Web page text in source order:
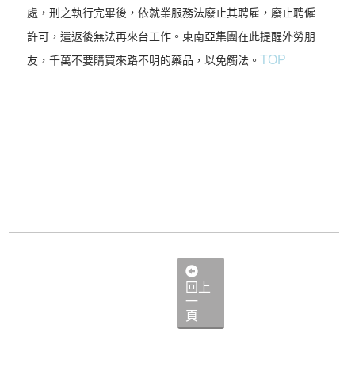
處，刑之執行完畢後，依就業服務法廢止其聘雇，廢止聘僱
許可，遣返後無法再來台工作。東南亞集團在此提醒外勞朋
友，千萬不要購買來路不明的藥品，以免觸法。 TOP
回上
一
頁